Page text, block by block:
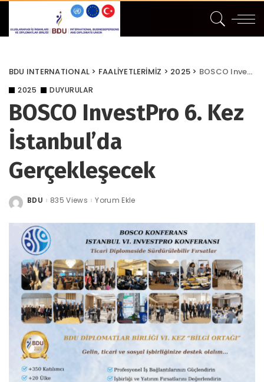
BDU INTERNATIONAL > FAALİYETLERİMİZ > 2025 > BOSCO InvestPro 6. Kez İstanbul’da Gerçekleşecek
2025 DUYURULAR
BOSCO InvestPro 6. Kez
İstanbul’da
Gerçekleşecek
Posted
BDU 835 Views Yorum Ekle